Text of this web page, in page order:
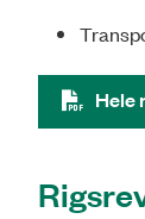
Hele